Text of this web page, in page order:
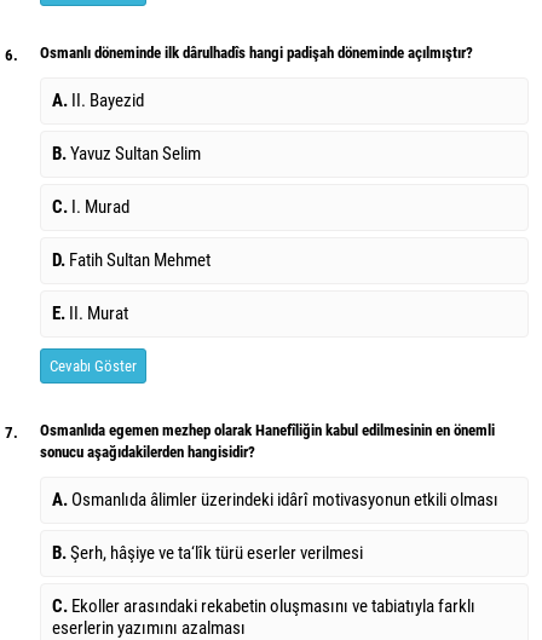
6. Osmanlı döneminde ilk dârulhadîs hangi padişah döneminde açılmıştır?
A. II. Bayezid
B.Yavuz Sultan Selim
C. I. Murad
D. Fatih Sultan Mehmet
E. II. Murat
Cevabı Göster
7.
Osmanlıda egemen mezhep olarak Hanefîliğin kabul edilmesinin en önemli
sonucu aşağıdakilerden hangisidir?
A. Osmanlıda âlimler üzerindeki idârî motivasyonun etkili olması
B.Şerh, hâşiye ve ta‘lîk türü eserler verilmesi
C. Ekoller arasındaki rekabetin oluşmasını ve tabiatıyla farklı
eserlerin yazımını azalması